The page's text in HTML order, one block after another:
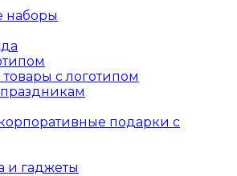
наборы
с логотипом
подарки с
и гаджеты